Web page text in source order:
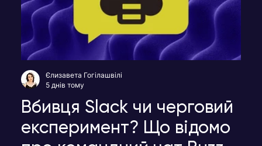
Вбивця Slack чи черговий
експеримент? Що відомо
Єлизавета Гогілашвілі
5 днів тому